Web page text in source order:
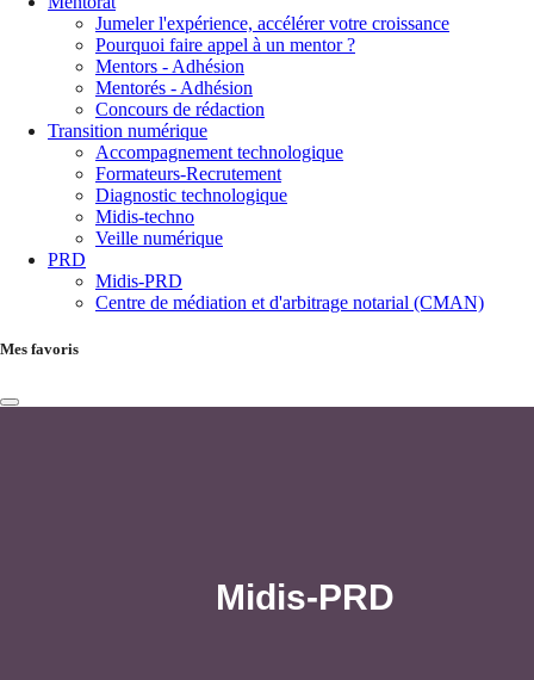
Jumeler l'expérience, accélérer votre croissance
Pourquoi faire appel à un mentor ?
Mentors - Adhésion
Mentorés - Adhésion
Concours de rédaction
Transition numérique
Accompagnement technologique
Formateurs-Recrutement
Diagnostic technologique
Midis-techno
Veille numérique
PRD
Midis-PRD
Centre de médiation et d'arbitrage notarial (CMAN)
Mes favoris
Midis-PRD